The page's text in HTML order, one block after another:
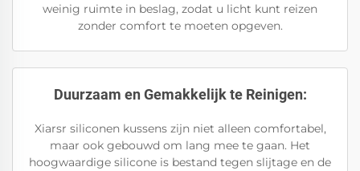
weinig ruimte in beslag, zodat u licht kunt reizen
zonder comfort te moeten opgeven.
Duurzaam en Gemakkelijk te Reinigen:
Xiarsr siliconen kussens zijn niet alleen comfortabel,
maar ook gebouwd om lang mee te gaan. Het
hoogwaardige silicone is bestand tegen slijtage en de